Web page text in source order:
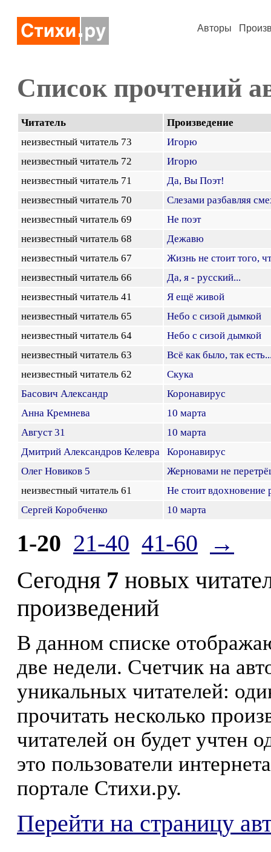
Авторы
Список прочтений
Читатель
Произведение
неизвестный читатель 73
Игорю
неизвестный читатель 72
Игорю
неизвестный читатель 71
Да, Вы Поэт!
неизвестный читатель 70
Слезами разбавляя
неизвестный читатель 69
Не поэт
неизвестный читатель 68
Дежавю
неизвестный читатель 67
Жизнь не стоит того,
неизвестный читатель 66
Да, я - русский...
неизвестный читатель 41
Я ещё живой
неизвестный читатель 65
Небо с сизой дымкой
неизвестный читатель 64
Небо с сизой дымкой
неизвестный читатель 63
Всё как было, так
неизвестный читатель 62
Скука
Басович Александр
Коронавирус
Анна Кремнева
10 марта
Август 31
10 марта
Дмитрий Александров Келевра
Коронавирус
Олег Новиков 5
Жерновами не
неизвестный читатель 61
Не стоит вдохновение
Сергей Коробченко
10 марта
1-20 21-40 41-60
→
Сегодня 7 новых
произведений
В данном списке
две недели. Счетчик на
уникальных читателей:
прочитать несколько
читателей он будет учтен
это пользователи
портале Стихи.ру.
Перейти на страницу